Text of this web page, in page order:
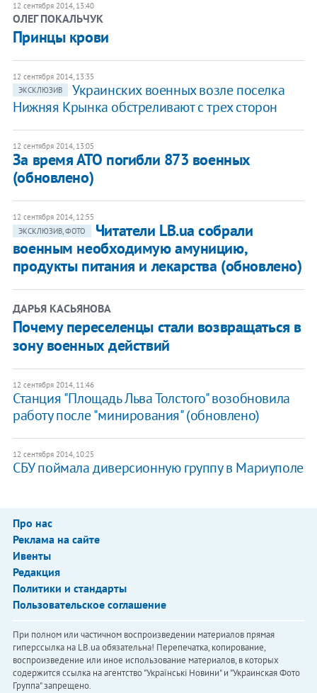
12 сентября 2014, 13:40
ОЛЕГ ПОКАЛЬЧУК
Принцы крови
12 сентября 2014, 13:35
ЭКСКЛЮЗИВ
Украинских военных возле поселка
Нижняя Крынка обстреливают с трех сторон
12 сентября 2014, 13:05
За время АТО погибли 873 военных
(обновлено)
12 сентября 2014, 12:55
ЭКСКЛЮЗИВ, ФОТО
Читатели LB.ua собрали
военным необходимую амуницию,
продукты питания и лекарства (обновлено)
ДАРЬЯ КАСЬЯНОВА
Почему переселенцы стали возвращаться в
зону военных действий
12 сентября 2014, 11:46
Станция "Площадь Льва Толстого" возобновила
работу после "минирования" (обновлено)
12 сентября 2014, 10:25
СБУ поймала диверсионную группу в Мариуполе
Про нас
Реклама на сайте
Ивенты
Редакция
Политики и стандарты
Пользовательское соглашение
При полном или частичном воспроизведении материалов прямая
гиперссылка на LB.ua обязательна! Перепечатка, копирование,
воспроизведение или иное использование материалов, в которых
содержится ссылка на агентство "Українськi Новини" и "Украинская Фото
Группа" запрещено.